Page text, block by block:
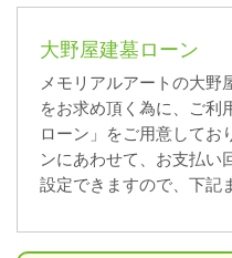
大野屋建墓ローン
メモリアルアートの大野
をお求め頂く為に、ご利
ローン」をご用意してお
ンにあわせて、お支払い
設定できますので、下記